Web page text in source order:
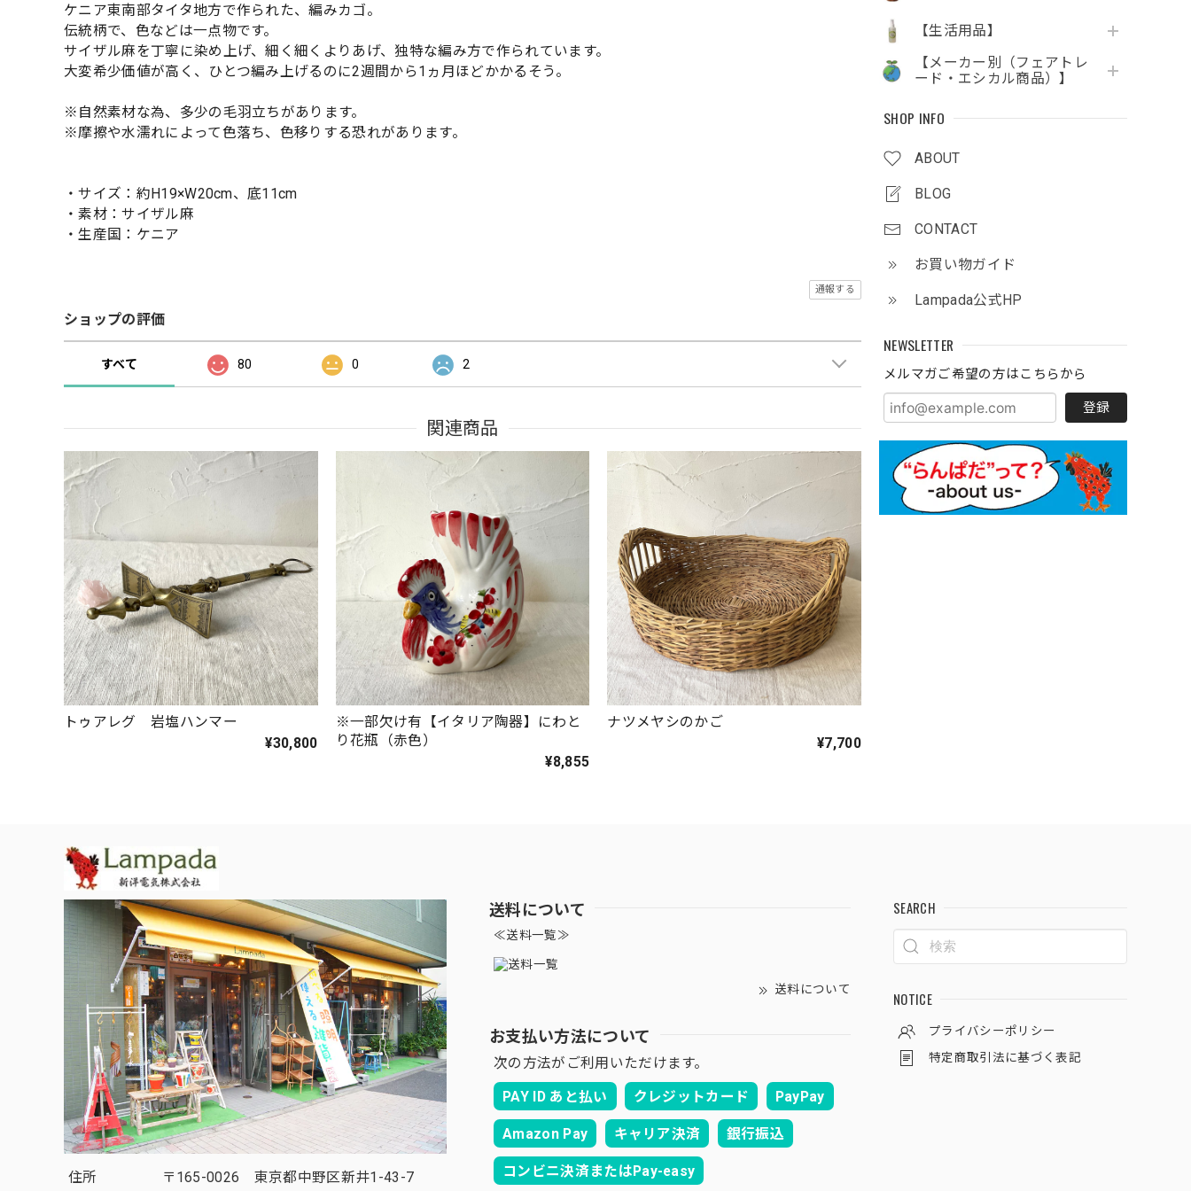
【生活用品】
【メーカー別（フェアトレ
ード・エシカル商品）】
SHOP INFO
ABOUT
BLOG
CONTACT
お買い物ガイド
Lampada公式HP
NEWSLETTER
メルマガご希望の方はこちらから
登録
ケニア東南部タイタ地方で作られた、編みカゴ。
伝統柄で、色などは一点物です。
サイザル麻を丁寧に染め上げ、細く細くよりあげ、独特な編み方で作られています。
大変希少価値が高く、ひとつ編み上げるのに2週間から1ヵ月ほどかかるそう。
※自然素材な為、多少の毛羽立ちがあります。
※摩擦や水濡れによって色落ち、色移りする恐れがあります。
・サイズ：約H19×W20cm、底11cm
・素材：サイザル麻
・生産国：ケニア
通報する
ショップの評価
すべて 80 0 2
関連商品
トゥアレグ 岩塩ハンマー
¥30,800
※一部欠け有【イタリア陶器】にわと
り花瓶（赤色）
¥8,855
ナツメヤシのかご
¥7,700
住所
〒165-0026 東京都中野区新井1-43-7
送料について
≪送料一覧≫
送料について
お支払い方法について
次の方法がご利用いただけます。
PAY ID あと払い
クレジットカード PayPay
Amazon Pay キャリア決済 銀行振込
コンビニ決済またはPay-easy
SEARCH
NOTICE
プライバシーポリシー
特定商取引法に基づく表記